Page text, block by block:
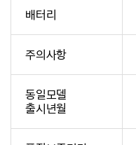
배터리
주의사항
동일모델
출시년월